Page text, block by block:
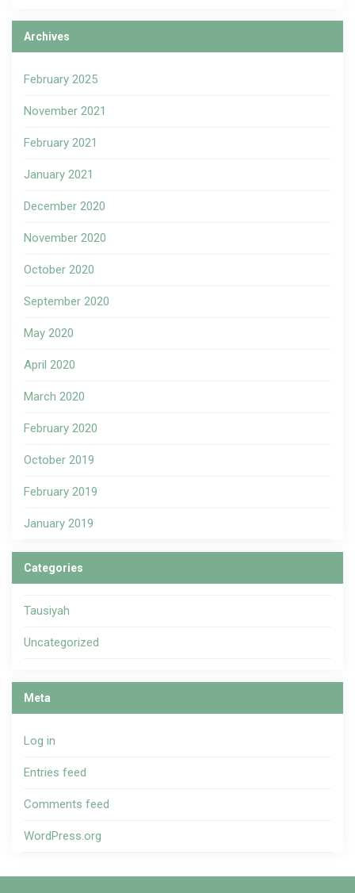
Archives
February 2025
November 2021
February 2021
January 2021
December 2020
November 2020
October 2020
September 2020
May 2020
April 2020
March 2020
February 2020
October 2019
February 2019
January 2019
Categories
Tausiyah
Uncategorized
Meta
Log in
Entries feed
Comments feed
WordPress.org